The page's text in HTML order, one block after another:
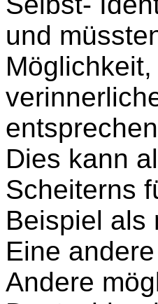
und
Dies kann
Scheiterns
Beispiel als
Eine
Andere